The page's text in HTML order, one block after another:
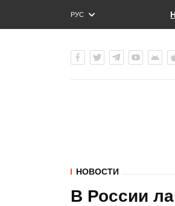
РУС
ENG
НОВОСТИ
В России